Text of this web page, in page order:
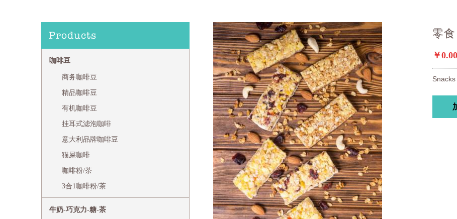
Products
咖啡豆
商务咖啡豆
精品咖啡豆
有机咖啡豆
挂耳式滤泡咖啡
意大利品牌咖啡豆
猫屎咖啡
咖啡粉/茶
3合1咖啡粉/茶
牛奶-巧克力-糖-茶
零食
￥0.00
Snacks